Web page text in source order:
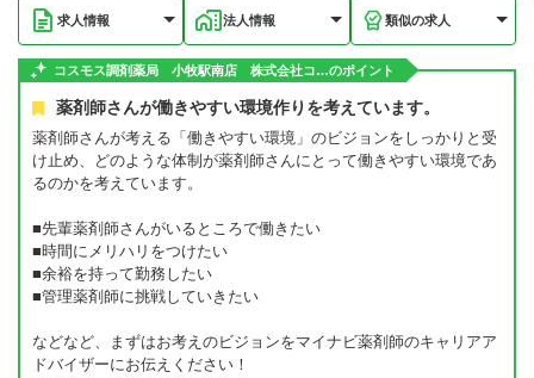
求人情報 法人情報 類似の求人
コスモス調剤薬局 小牧駅南店 株式会社コ…のポイント
薬剤師さんが働きやすい環境作りを考えています。
薬剤師さんが考える「働きやすい環境」のビジョンをしっかりと受
け止め、どのような体制が薬剤師さんにとって働きやすい環境であ
るのかを考えています。
■先輩薬剤師さんがいるところで働きたい
■時間にメリハリをつけたい
■余裕を持って勤務したい
■管理薬剤師に挑戦していきたい
などなど、まずはお考えのビジョンをマイナビ薬剤師のキャリアア
ドバイザーにお伝えください！